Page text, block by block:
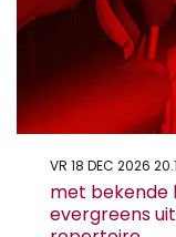
met bekende
evergreens
VR 18 DEC 2026